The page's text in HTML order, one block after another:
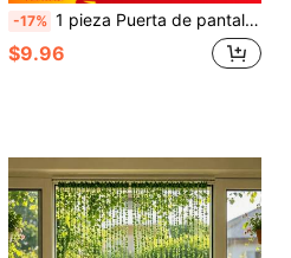
-17% 1 pieza Puerta de pantalla magnética - Disponible en múltiples tamaños, Mosquitera autosellante, Adecuada para dormitorio/puertas de patio, Cierre automático silencioso, Cortina magnética transpirable, Sin necesidad de perforar, Pantalla magnética a rayas, Puerta de malla retráctil de alta resistencia, Puerta de pantalla cerrada, Puerta de pantalla para mascotas
$9.96